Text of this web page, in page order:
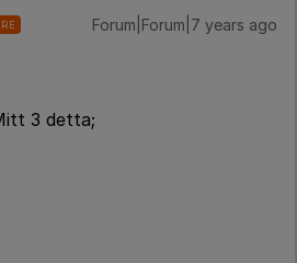
Forum|Forum|7 years ago
3 detta;